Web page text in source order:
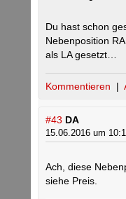
Du hast schon
Nebenposition
als LA gesetzt…
Kommentieren |
#43 DA
15.06.2016 um
Ach, diese
siehe Preis.